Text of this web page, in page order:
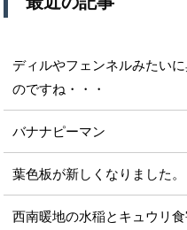
ディルやフェンネルみたい
のですね・・・
バナナピーマン
葉色板が新しくなりました。
西南暖地の水稲とキュウリ